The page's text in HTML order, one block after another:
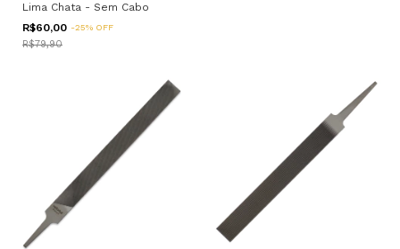
Lima Chata - Sem Cabo
R$60,00 -25% OFF
R$79,90